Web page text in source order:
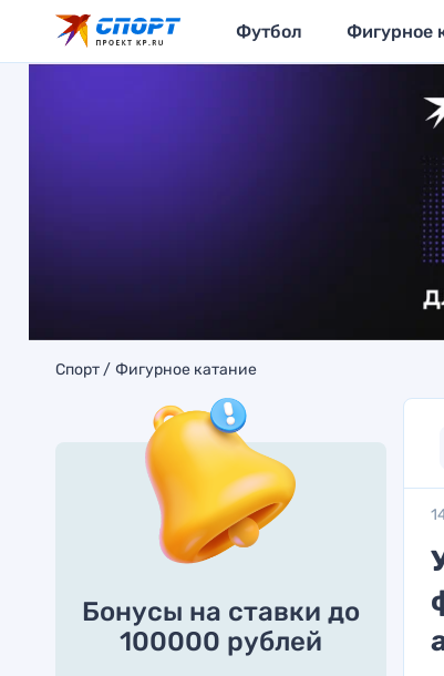
Футбол Фигурное
Спорт Фигурное катание
Бонусы на ставки до
100000 рублей